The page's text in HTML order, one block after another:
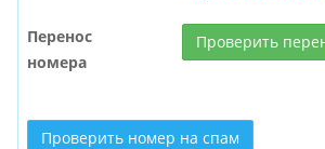
Перенос
номера
Проверить
Проверить номер на спам